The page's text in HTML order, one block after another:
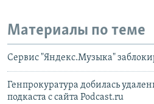
Материалы по теме
Сервис "Яндекс.Музыка"
Генпрокуратура добилась
подкаста с сайта Podcast.ru